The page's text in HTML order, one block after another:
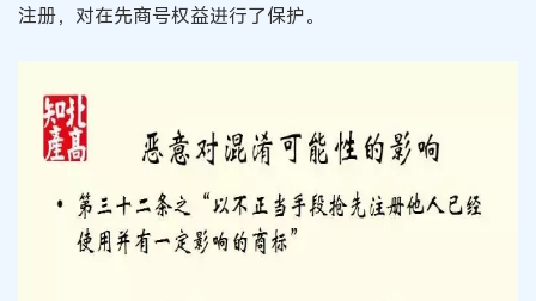
注册，对在先商号权益进行了保护。